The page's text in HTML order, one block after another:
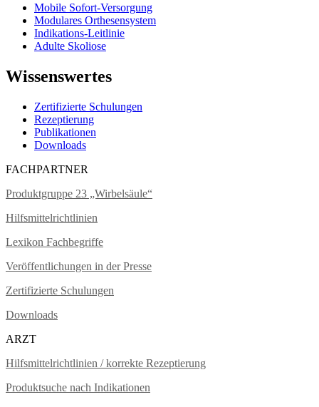
Mobile Sofort-Versorgung
Modulares Orthesensystem
Indikations-Leitlinie
Adulte Skoliose
Wissenswertes
Zertifizierte Schulungen
Rezeptierung
Publikationen
Downloads
FACHPARTNER
Produktgruppe 23 „Wirbelsäule“
Hilfsmittelrichtlinien
Lexikon Fachbegriffe
Veröffentlichungen in der Presse
Zertifizierte Schulungen
Downloads
ARZT
Hilfsmittelrichtlinien / korrekte Rezeptierung
Produktsuche nach Indikationen